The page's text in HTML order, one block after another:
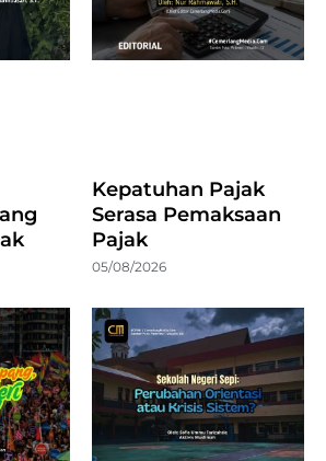
Kepatuhan Pajak
Serasa Pemaksaan
Pajak
05/08/2026